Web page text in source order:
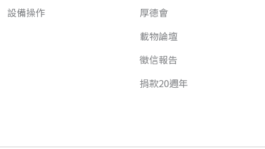
設備操作
厚德會
載物論壇
徵信報告
捐款20週年